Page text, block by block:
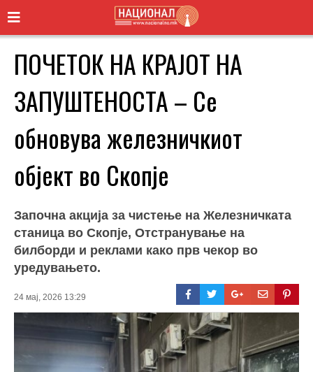
ПОЧЕТОК НА КРАЈОТ НА
ЗАПУШТЕНОСТА – Се
обновува железничкиот
објект во Скопје
Започна акција за чистење на Железничката
станица во Скопје, Отстранување на
билборди и реклами како прв чекор во
уредувањето.
24 мај, 2026 13:29